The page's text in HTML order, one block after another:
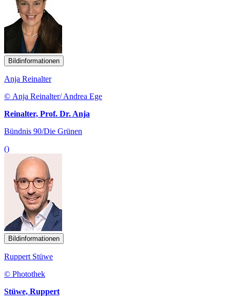
Bildinformationen
Anja Reinalter
© Anja Reinalter/ Andrea Ege
Reinalter, Prof. Dr. Anja
Bündnis 90/Die Grünen
()
Bildinformationen
Ruppert Stüwe
© Photothek
Stüwe, Ruppert